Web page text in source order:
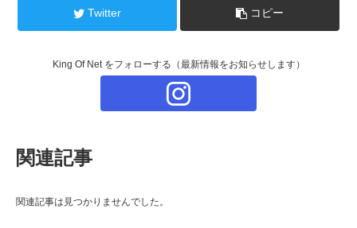
Twitter コピー
King Of Net をフォローする（最新情報をお知らせします）
関連記事
関連記事は見つかりませんでした。